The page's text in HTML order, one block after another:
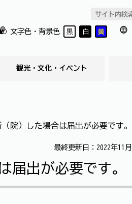
文字色・背景色 黒 白 黄
観光・文化・イベント
院）した場合は届出が必要です。
最終更新日：2022年11
届出が必要です。